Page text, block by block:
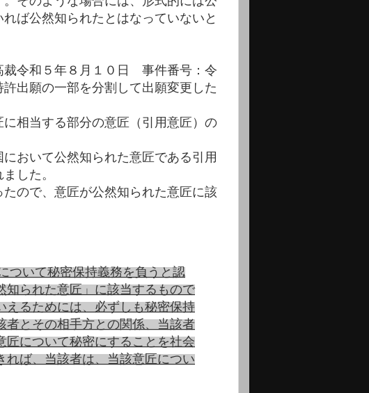
ば公然知られたとはなっていないと
裁令和５年８月１０日 事件番号：令
出願の一部を分割して出願変更した
相当する部分の意匠（引用意匠）の
おいて公然知られた意匠である引用
した。
ので、意匠が公然知られた意匠に該
ついて秘密保持義務を負うと認
知られた意匠」に該当するもので
えるためには、必ずしも秘密保持
者とその相手方との関係、当該者
について秘密にすることを社会
ば、当該者は、当該意匠につい